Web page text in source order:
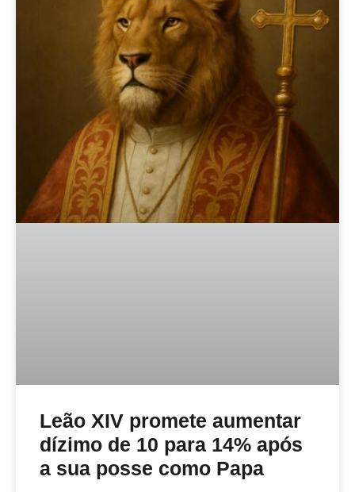
Leão XIV promete aumentar
dízimo de 10 para 14% após
a sua posse como Papa